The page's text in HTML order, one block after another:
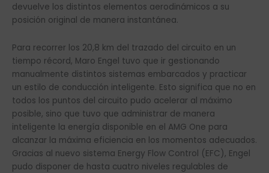
devuelve los distintos elementos aerodinámicos a su
posición original de manera instantánea.
Para recorrer los 20,8 km del trazado del circuito en un
tiempo récord, Maro Engel tuvo que ir gestionando
manualmente distintos sistemas embarcados y practicar
un estilo de conducción inteligente. Esto significa que no en
todos los puntos del circuito pudo acelerar al máximo
posible, sino que tuvo que administrar de manera
inteligente la energía disponible en el AMG One para
alcanzar la máxima eficiencia en los momentos adecuados.
Gracias al nuevo sistema Energy Flow Control (EFC), Engel
pudo disponer de hasta cuatro niveles regulables de